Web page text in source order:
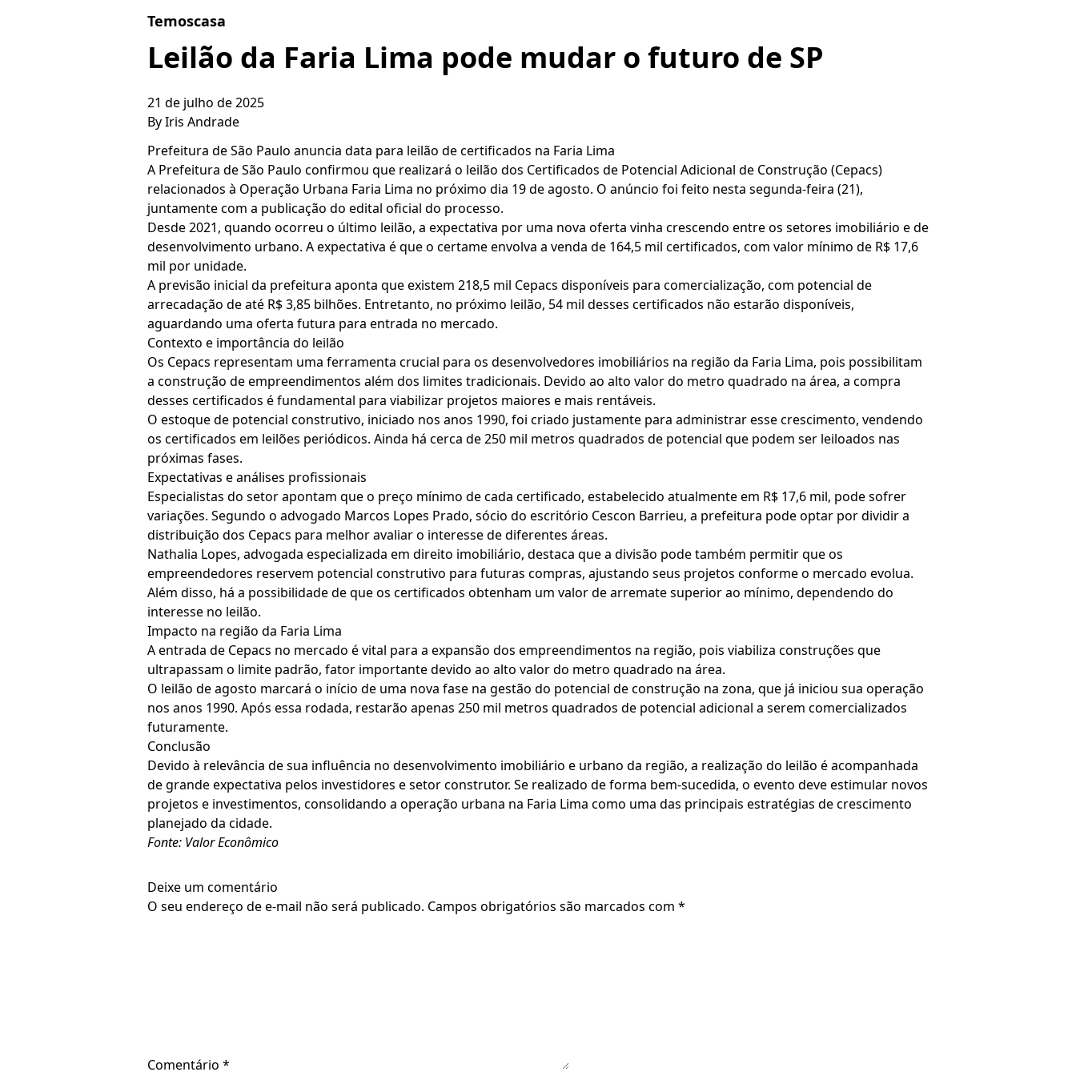
Temoscasa
Leilão da Faria Lima pode mudar o futuro de SP
21 de julho de 2025
ByIris Andrade
Prefeitura de São Paulo anuncia data para leilão de certificados na Faria Lima
A Prefeitura de São Paulo confirmou que realizará o leilão dos Certificados de Potencial Adicional de Construção (Cepacs)
relacionados à Operação Urbana Faria Lima no próximo dia 19 de agosto. O anúncio foi feito nesta segunda-feira (21),
juntamente com a publicação do edital oficial do processo.
Desde 2021, quando ocorreu o último leilão, a expectativa por uma nova oferta vinha crescendo entre os setores imobiliário e de
desenvolvimento urbano. A expectativa é que o certame envolva a venda de 164,5 mil certificados, com valor mínimo de R$ 17,6
mil por unidade.
A previsão inicial da prefeitura aponta que existem 218,5 mil Cepacs disponíveis para comercialização, com potencial de
arrecadação de até R$ 3,85 bilhões. Entretanto, no próximo leilão, 54 mil desses certificados não estarão disponíveis,
aguardando uma oferta futura para entrada no mercado.
Contexto e importância do leilão
Os Cepacs representam uma ferramenta crucial para os desenvolvedores imobiliários na região da Faria Lima, pois possibilitam
a construção de empreendimentos além dos limites tradicionais. Devido ao alto valor do metro quadrado na área, a compra
desses certificados é fundamental para viabilizar projetos maiores e mais rentáveis.
O estoque de potencial construtivo, iniciado nos anos 1990, foi criado justamente para administrar esse crescimento, vendendo
os certificados em leilões periódicos. Ainda há cerca de 250 mil metros quadrados de potencial que podem ser leiloados nas
próximas fases.
Expectativas e análises profissionais
Especialistas do setor apontam que o preço mínimo de cada certificado, estabelecido atualmente em R$ 17,6 mil, pode sofrer
variações. Segundo o advogado Marcos Lopes Prado, sócio do escritório Cescon Barrieu, a prefeitura pode optar por dividir a
distribuição dos Cepacs para melhor avaliar o interesse de diferentes áreas.
Nathalia Lopes, advogada especializada em direito imobiliário, destaca que a divisão pode também permitir que os
empreendedores reservem potencial construtivo para futuras compras, ajustando seus projetos conforme o mercado evolua.
Além disso, há a possibilidade de que os certificados obtenham um valor de arremate superior ao mínimo, dependendo do
interesse no leilão.
Impacto na região da Faria Lima
A entrada de Cepacs no mercado é vital para a expansão dos empreendimentos na região, pois viabiliza construções que
ultrapassam o limite padrão, fator importante devido ao alto valor do metro quadrado na área.
O leilão de agosto marcará o início de uma nova fase na gestão do potencial de construção na zona, que já iniciou sua operação
nos anos 1990. Após essa rodada, restarão apenas 250 mil metros quadrados de potencial adicional a serem comercializados
futuramente.
Conclusão
Devido à relevância de sua influência no desenvolvimento imobiliário e urbano da região, a realização do leilão é acompanhada
de grande expectativa pelos investidores e setor construtor. Se realizado de forma bem-sucedida, o evento deve estimular novos
projetos e investimentos, consolidando a operação urbana na Faria Lima como uma das principais estratégias de crescimento
planejado da cidade.
Fonte: Valor Econômico
Deixe um comentário
O seu endereço de e-mail não será publicado. Campos obrigatórios são marcados com *
Comentário *